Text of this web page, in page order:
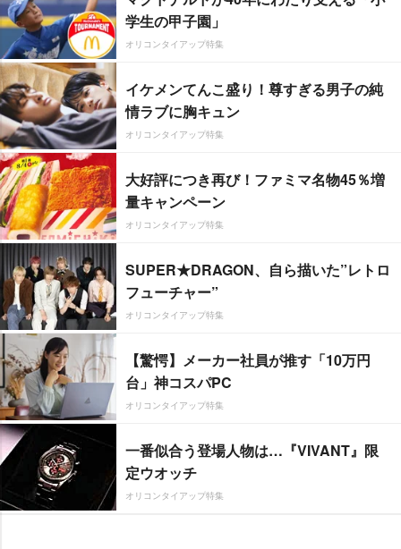
学生の甲子園」
オリコンタイアップ特集
イケメンてんこ盛り！尊すぎる男子の純
情ラブに胸キュン
オリコンタイアップ特集
大好評につき再び！ファミマ名物45％増
量キャンペーン
オリコンタイアップ特集
SUPER★DRAGON、自ら描いた”レトロ
フューチャー”
オリコンタイアップ特集
【驚愕】メーカー社員が推す「10万円
台」神コスパPC
オリコンタイアップ特集
一番似合う登場人物は…『VIVANT』限
定ウオッチ
オリコンタイアップ特集